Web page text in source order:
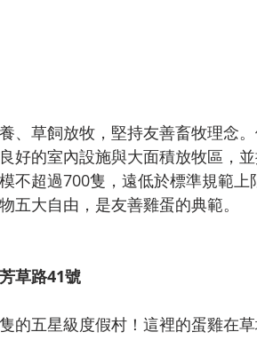
、草飼放牧，堅持友善畜牧理念
好的室內設施與大面積放牧區，
不超過700隻，遠低於標準規範上
五大自由，是友善雞蛋的典範。
草路41號
的五星級度假村！這裡的蛋雞在